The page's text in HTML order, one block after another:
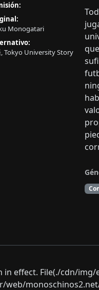
Monogatari
Tokyo University Story
in effect. File(./cdn/
web/